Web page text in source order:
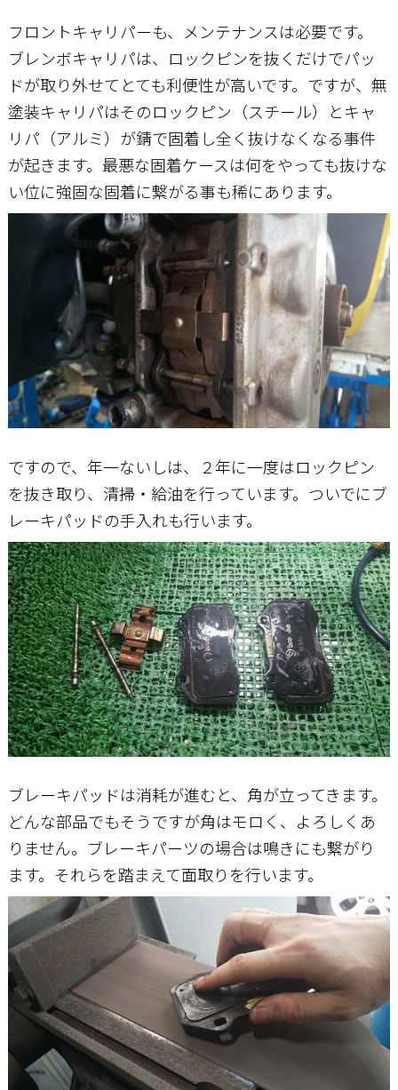
フロントキャリパーも、メンテナンスは必要です。
ブレンボキャリパは、ロックピンを抜くだけでパッ
ドが取り外せてとても利便性が高いです。ですが、無
塗装キャリパはそのロックピン（スチール）とキャ
リパ（アルミ）が錆で固着し全く抜けなくなる事件
が起きます。最悪な固着ケースは何をやっても抜けな
い位に強固な固着に繋がる事も稀にあります。
ですので、年一ないしは、２年に一度はロックピン
を抜き取り、清掃・給油を行っています。ついでにブ
レーキパッドの手入れも行います。
ブレーキパッドは消耗が進むと、角が立ってきます。
どんな部品でもそうですが角はモロく、よろしくあ
りません。ブレーキパーツの場合は鳴きにも繋がり
ます。それらを踏まえて面取りを行います。